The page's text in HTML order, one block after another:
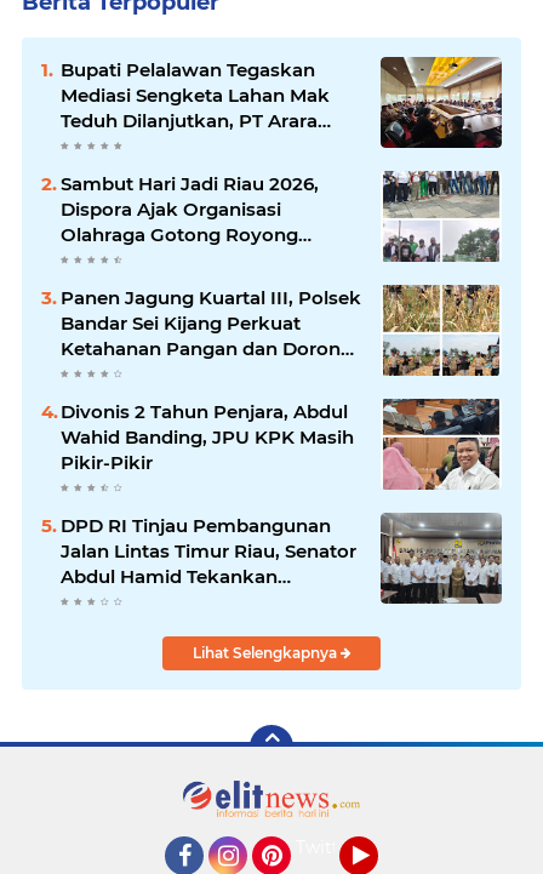
Bupati Pelalawan Tegaskan
Mediasi Sengketa Lahan Mak
Teduh Dilanjutkan, PT Arara
Abadi Diminta Hadir pada
Pertemuan Berikutnya
Sambut Hari Jadi Riau 2026,
Dispora Ajak Organisasi
Olahraga Gotong Royong
Percantik Stadion Utama Riau
Panen Jagung Kuartal III, Polsek
Bandar Sei Kijang Perkuat
Ketahanan Pangan dan Dorong
Produktivitas Petani
Divonis 2 Tahun Penjara, Abdul
Wahid Banding, JPU KPK Masih
Pikir-Pikir
DPD RI Tinjau Pembangunan
Jalan Lintas Timur Riau, Senator
Abdul Hamid Tekankan
Infrastruktur Harus Profesional
Lihat Selengkapnya
Twitter